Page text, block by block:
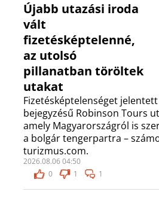
Újabb utazási iroda
vált
fizetésképtelenné,
az utolsó
pillanatban töröltek
utakat
Fizetésképtelenséget
bejegyzésű Robinson Tours
amely Magyarországról is
a bolgár tengerpartra –
turizmus.com.
2026.08.06 04:50
0
1 1